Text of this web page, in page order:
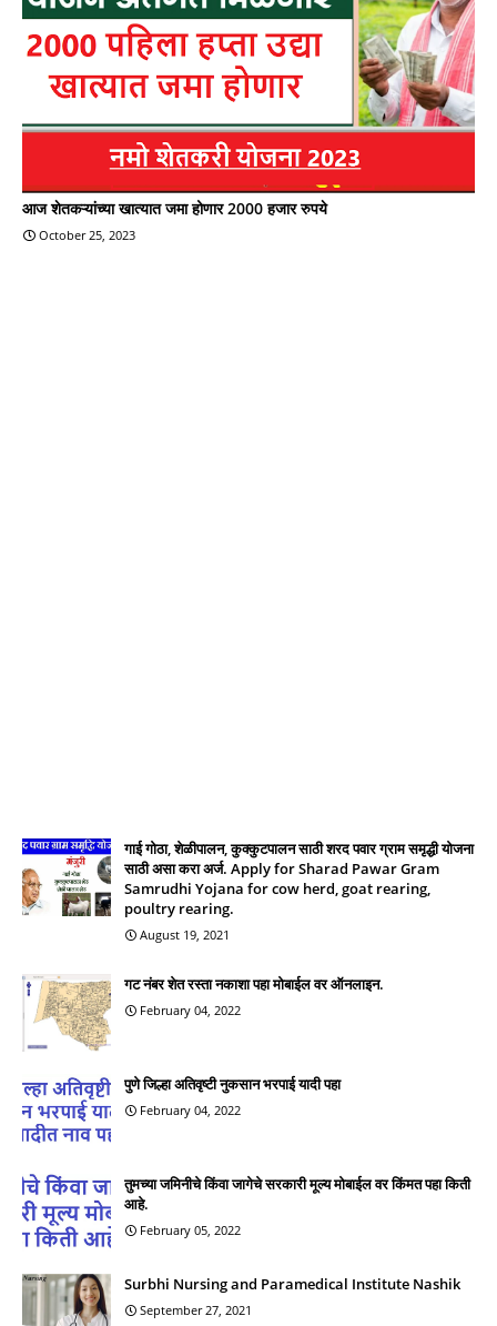
आज शेतकऱ्यांच्या खात्यात जमा होणार 2000 हजार रुपये
October 25, 2023
गाई गोठा, शेळीपालन, कुक्कुटपालन साठी शरद पवार ग्राम समृद्धी योजना
साठी असा करा अर्ज. Apply for Sharad Pawar Gram
Samrudhi Yojana for cow herd, goat rearing,
poultry rearing.
August 19, 2021
गट नंबर शेत रस्ता नकाशा पहा मोबाईल वर ऑनलाइन.
February 04, 2022
पुणे जिल्हा अतिवृष्टी नुकसान भरपाई यादी पहा
February 04, 2022
तुमच्या जमिनीचे किंवा जागेचे सरकारी मूल्य मोबाईल वर किंमत पहा किती
आहे.
February 05, 2022
Surbhi Nursing and Paramedical Institute Nashik
September 27, 2021